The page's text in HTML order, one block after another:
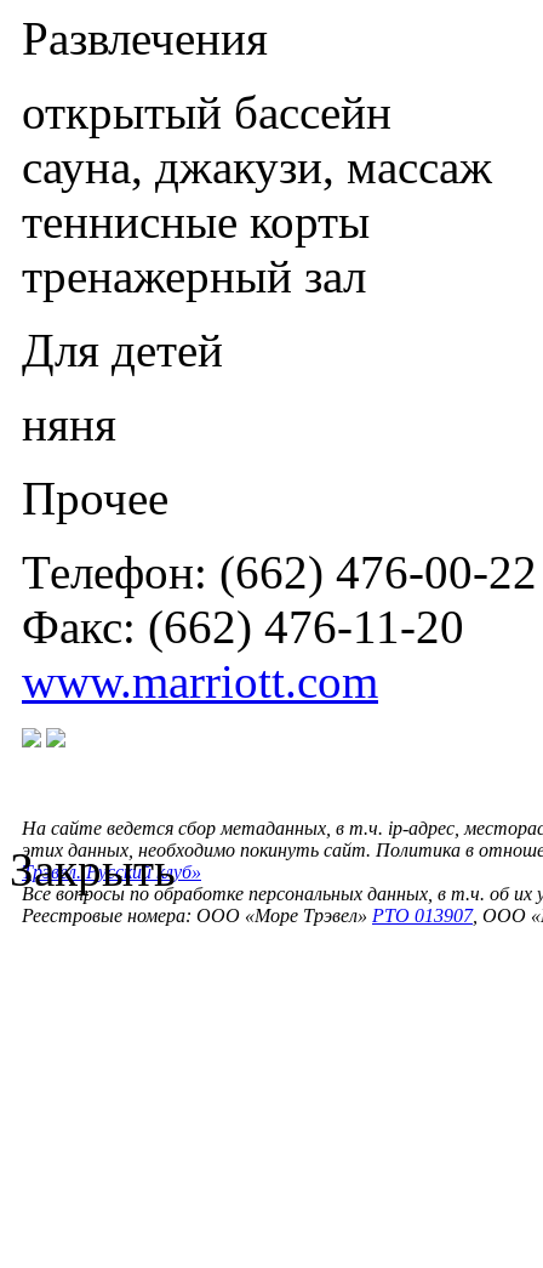
Развлечения
открытый бассейн
сауна, джакузи, массаж
теннисные корты
тренажерный зал
Для детей
няня
Прочее
Телефон: (662) 476-00-22
Факс: (662) 476-11-20
www.marriott.com
На сайте ведется сбор метаданных, в т.ч. ip-адрес,
этих данных, необходимо покинуть сайт. Политика в
Трэвел. Русский клуб»
Все вопросы по обработке персональных данных, в т.ч. об их
Реестровые номера: ООО «Море Трэвел» РТО 013907, ООО
Закрыть